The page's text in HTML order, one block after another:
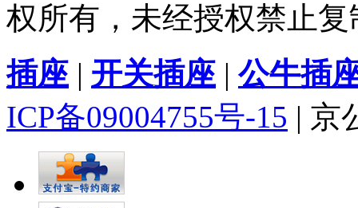
权所有，未经授权禁止
插座 | 开关插座 | 公牛插
ICP备09004755号-15 | 京